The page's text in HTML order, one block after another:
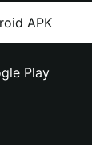
APK
Play